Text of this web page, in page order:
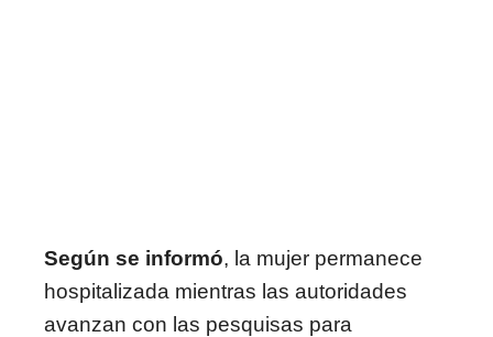
Según se informó, la mujer permanece
hospitalizada mientras las autoridades
avanzan con las pesquisas para